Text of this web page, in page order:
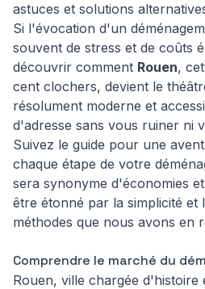
astuces et solutions
Si l'évocation d'un
souvent de stress et de coûts
découvrir comment Rouen,
cent clochers, devient le
résolument moderne et
d'adresse sans vous ruiner ni
Suivez le guide pour une
chaque étape de votre
sera synonyme d'économies
être étonné par la simplicité et
méthodes que nous avons en
Comprendre le marché du
Rouen, ville chargée